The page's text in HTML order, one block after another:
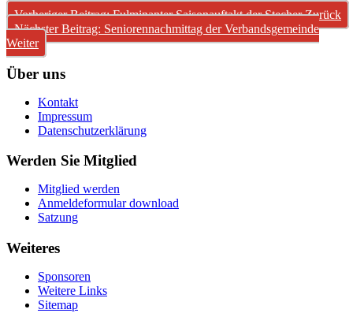
Vorheriger Beitrag: Fulminanter Saisonauftakt der StecherZurück
Nächster Beitrag: Seniorennachmittag der Verbandsgemeinde
Weiter
Über uns
Kontakt
Impressum
Datenschutzerklärung
Werden Sie Mitglied
Mitglied werden
Anmeldeformular download
Satzung
Weiteres
Sponsoren
Weitere Links
Sitemap